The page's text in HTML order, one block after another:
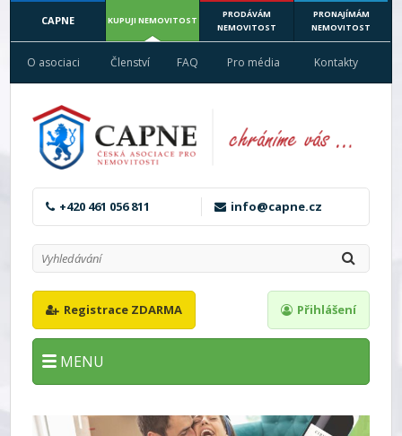
CAPNE KUPUJI NEMOVITOST
PRODÁVÁM
NEMOVITOST
PRONAJÍMÁM
NEMOVITOST
O asociaci Členství FAQ Pro média Kontakty
+420 461 056 811 info@capne.cz
Registrace ZDARMA Přihlášení
MENU